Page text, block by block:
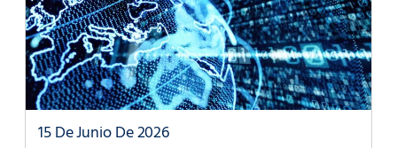
15 De Junio De 2026